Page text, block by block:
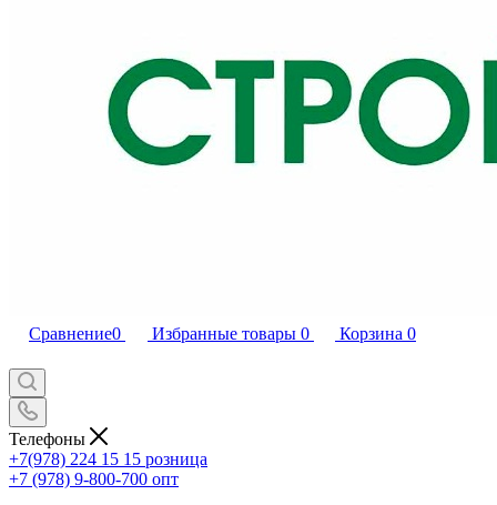
Сравнение0 Избранные товары 0 Корзина 0
Телефоны
+7(978) 224 15 15 розница
+7 (978) 9-800-700 опт